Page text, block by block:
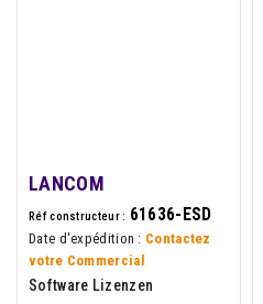
LANCOM
Réf constructeur : 61636-ESD
Date d'expédition : Contactez
votre Commercial
Software Lizenzen